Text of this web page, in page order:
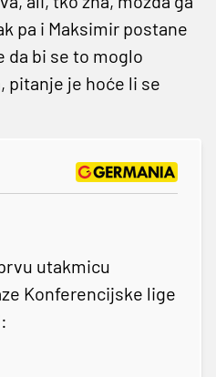
pa i Maksimir postane
da bi se to moglo
pitanje je hoće li se
utakmicu
Konferencijske lige